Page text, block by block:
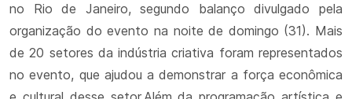
no Rio de Janeiro, segundo balanço divulgado pela
organização do evento na noite de domingo (31). Mais
de 20 setores da indústria criativa foram representados
no evento, que ajudou a demonstrar a força econômica